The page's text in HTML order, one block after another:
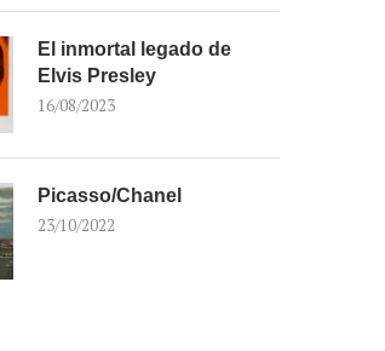
El inmortal legado de
Elvis Presley
16/08/2023
Picasso/Chanel
23/10/2022